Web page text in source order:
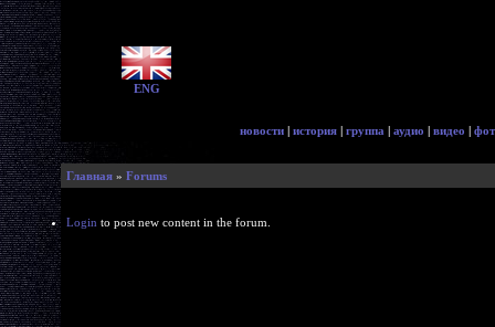
ENG
новости | история | группа | аудио | видео |
Главная » Forums
Login to post new content in the forum.